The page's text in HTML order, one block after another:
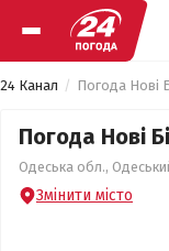
24 Канал Погода Нові
Погода Нові
Одеська обл.,
Змінити місто